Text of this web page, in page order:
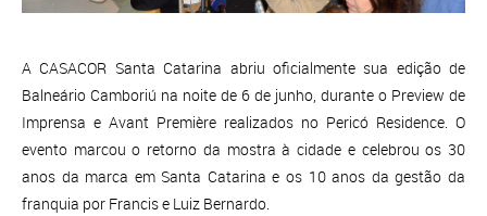
A CASACOR Santa Catarina abriu oficialmente sua edição de
Balneário Camboriú na noite de 6 de junho, durante o Preview de
Imprensa e Avant Première realizados no Pericó Residence. O
evento marcou o retorno da mostra à cidade e celebrou os 30
anos da marca em Santa Catarina e os 10 anos da gestão da
franquia por Francis e Luiz Bernardo.